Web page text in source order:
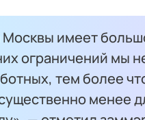
имеет
ограничений мы
тем более
менее